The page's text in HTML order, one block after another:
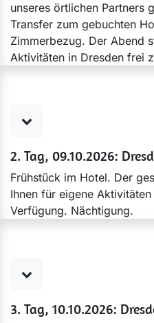
unseres örtlichen Partners
Transfer zum gebuchten
Zimmerbezug. Der Abend
Aktivitäten in Dresden frei
2. Tag, 09.10.2026:
Frühstück im Hotel. Der
Ihnen für eigene
Verfügung. Nächtigung.
3. Tag, 10.10.2026: